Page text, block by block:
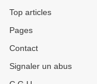
Top articles
Pages
Contact
Signaler un abus